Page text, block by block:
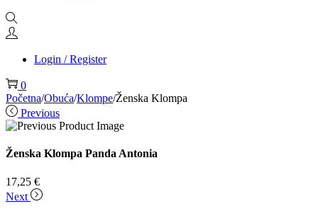
Login / Register
0
Početna/Obuća/Klompe/Ženska Klompa
Previous
Ženska Klompa Panda Antonia
17,25 €
Next